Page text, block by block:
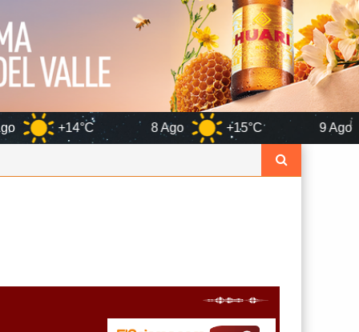
8 Ago +15°C 9 Ago +17°C